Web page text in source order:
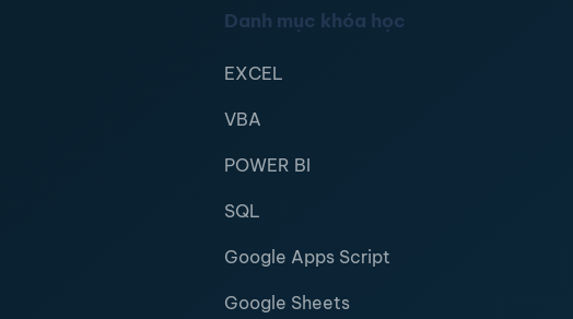
Danh mục khóa học
EXCEL
VBA
POWER BI
SQL
Google Apps Script
Google Sheets